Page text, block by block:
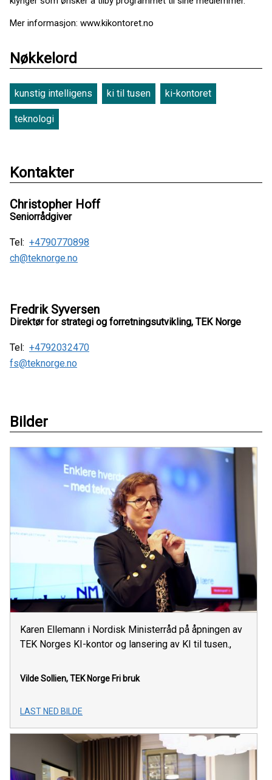
Mer informasjon: www.kikontoret.no
Nøkkelord
kunstig intelligens ki til tusen ki-kontoret
teknologi
Kontakter
Christopher Hoff
Seniorrådgiver
Tel: +4790770898
ch@teknorge.no
Fredrik Syversen
Direktør for strategi og forretningsutvikling, TEK Norge
Tel: +4792032470
fs@teknorge.no
Bilder
Karen Ellemann i Nordisk Ministerråd på åpningen av
TEK Norges KI-kontor og lansering av KI til tusen.,
Vilde Sollien, TEK Norge Fri bruk
LAST NED BILDE